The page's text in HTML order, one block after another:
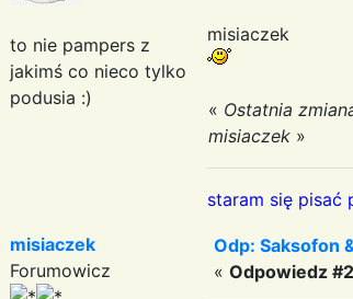
to nie pampers z
jakimś co nieco tylko
podusia :)
misiaczek
« Ostatnia
misiaczek »
staram się pisać
misiaczek
Forumowicz
Odp: Saksofon
« Odpowiedz